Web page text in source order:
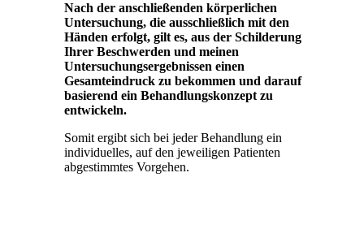
Nach der anschließenden körperlichen
Untersuchung, die ausschließlich mit den
Händen erfolgt, gilt es, aus der Schilderung
Ihrer Beschwerden und meinen
Untersuchungsergebnissen einen
Gesamteindruck zu bekommen und darauf
basierend ein Behandlungskonzept zu
entwickeln.
Somit ergibt sich bei jeder Behandlung ein
individuelles, auf den jeweiligen Patienten
abgestimmtes Vorgehen.